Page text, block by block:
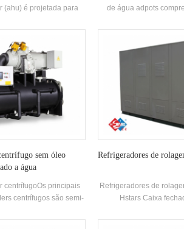
(ahu) é projetada para
umidificação,
purificação do ar.
de água adpots
clientes para uso
fácil
sem óleo
a água
centrífugoOs principais
centrífugos são semi-
Film) Evaporadores,
Refrigeradores de
Refrigeradores de
Hstars Caixa
de ar tipo dividido, que